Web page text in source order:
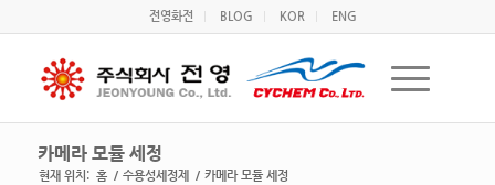
전영화전 BLOG KOR ENG
카메라 모듈 세정
현재 위치: 홈 / 수용성세정제 / 카메라 모듈 세정